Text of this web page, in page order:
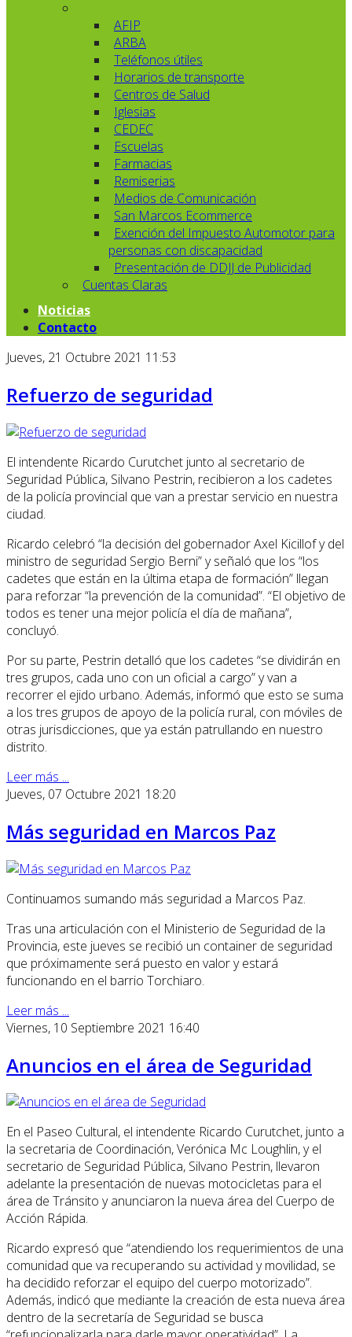
AFIP
ARBA
Teléfonos útiles
Horarios de transporte
Centros de Salud
Iglesias
CEDEC
Escuelas
Farmacias
Remiserias
Medios de Comunicación
San Marcos Ecommerce
Exención del Impuesto Automotor para
personas con discapacidad
Presentación de DDJJ de Publicidad
Cuentas Claras
Noticias
Contacto
Jueves, 21 Octubre 2021 11:53
Refuerzo de seguridad
El intendente Ricardo Curutchet junto al secretario de
Seguridad Pública, Silvano Pestrin, recibieron a los cadetes
de la policía provincial que van a prestar servicio en nuestra
ciudad.
Ricardo celebró “la decisión del gobernador Axel Kicillof y del
ministro de seguridad Sergio Berni” y señaló que los “los
cadetes que están en la última etapa de formación” llegan
para reforzar “la prevención de la comunidad”. “El objetivo de
todos es tener una mejor policía el día de mañana”,
concluyó.
Por su parte, Pestrin detalló que los cadetes “se dividirán en
tres grupos, cada uno con un oficial a cargo” y van a
recorrer el ejido urbano. Además, informó que esto se suma
a los tres grupos de apoyo de la policía rural, con móviles de
otras jurisdicciones, que ya están patrullando en nuestro
distrito.
Leer más ...
Jueves, 07 Octubre 2021 18:20
Más seguridad en Marcos Paz
Continuamos sumando más seguridad a Marcos Paz.
Tras una articulación con el Ministerio de Seguridad de la
Provincia, este jueves se recibió un container de seguridad
que próximamente será puesto en valor y estará
funcionando en el barrio Torchiaro.
Leer más ...
Viernes, 10 Septiembre 2021 16:40
Anuncios en el área de Seguridad
En el Paseo Cultural, el intendente Ricardo Curutchet, junto a
la secretaria de Coordinación, Verónica Mc Loughlin, y el
secretario de Seguridad Pública, Silvano Pestrin, llevaron
adelante la presentación de nuevas motocicletas para el
área de Tránsito y anunciaron la nueva área del Cuerpo de
Acción Rápida.
Ricardo expresó que “atendiendo los requerimientos de una
comunidad que va recuperando su actividad y movilidad, se
ha decidido reforzar el equipo del cuerpo motorizado”.
Además, indicó que mediante la creación de esta nueva área
dentro de la secretaría de Seguridad se busca